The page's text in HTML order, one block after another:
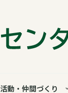
活動・仲間づくり